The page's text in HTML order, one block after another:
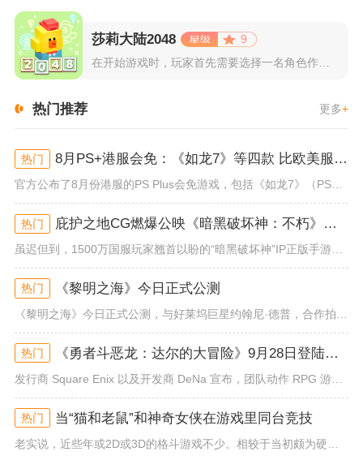
莎莉大陆2048
9
热门推荐 更多+
热门 8月PS+港服会免：《如龙7》等四款 比欧美服多一款
官方公布了8月份港服的PS Plus会免游戏，包括《如龙7》（PS4/PS5）、《小小梦魇》（PS4）、《托尼霍克职业滑...
热门 庇护之地CG燃爆公映《暗黑破坏神：不朽》今日全平台上线
虽迟但到，1500万国服玩家翘首以盼的“暗黑破坏神”IP正版手游《暗黑破坏神：不朽》已于今日全平台上线！动作RPG王者再...
热门 《黎明之海》今日正式公测
热门 《勇者斗恶龙：达尔的大冒险》9月28日登陆苹果谷歌应用商店
发行商 Square Enix 以及开发商 DeNa 宣布，团队动作 RPG 游戏《勇者斗恶龙：达尔的大冒险 魂之绊》将...
热门 当“猫和老鼠”和神奇女侠在游戏里同台竞技